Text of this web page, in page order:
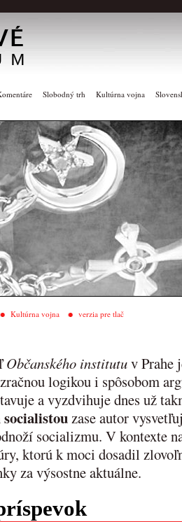
Slobodný trh Kultúrna vojna
Kultúrna vojna verzia pre tlač
Občanského institutuv Prahe
logikou i spôsobom
a vyzdvihuje dnes už
zase autor
socializmu. V kontexte
ktorú k moci dosadil
za výsostne aktuálne.